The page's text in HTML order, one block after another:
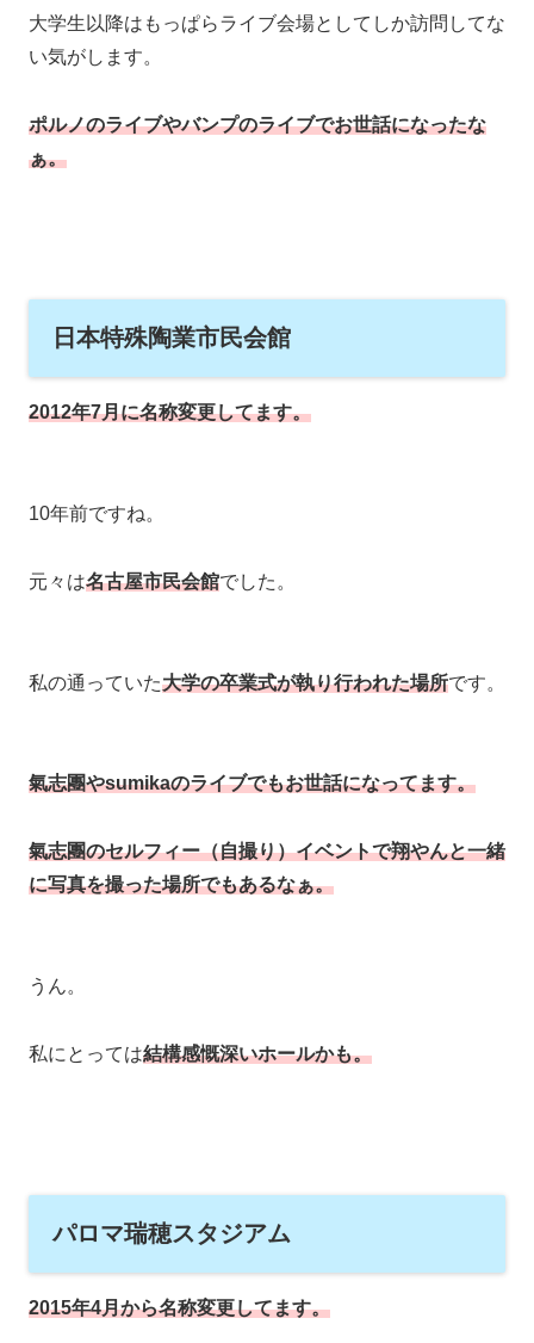
大学生以降はもっぱらライブ会場としてしか訪問してな
い気がします。
ポルノのライブやバンプのライブでお世話になったな
ぁ。
日本特殊陶業市民会館
2012年7月に名称変更してます。
10年前ですね。
元々は名古屋市民会館でした。
私の通っていた大学の卒業式が執り行われた場所です。
氣志團やsumikaのライブでもお世話になってます。
氣志團のセルフィー（自撮り）イベントで翔やんと一緒
に写真を撮った場所でもあるなぁ。
うん。
私にとっては結構感慨深いホールかも。
パロマ瑞穂スタジアム
2015年4月から名称変更してます。